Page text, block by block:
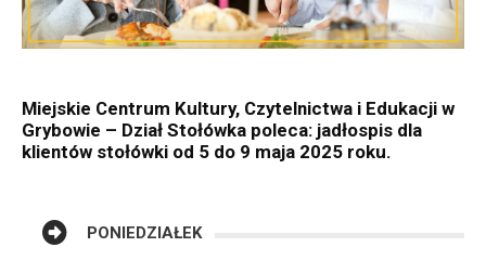
Miejskie Centrum Kultury, Czytelnictwa i Edukacji w
Grybowie – Dział Stołówka poleca: jadłospis dla
klientów stołówki od 5 do 9 maja 2025 roku.
PONIEDZIAŁEK